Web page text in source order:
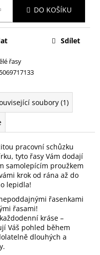
DO KOŠÍKU
řasy
Sdílet
soubory (1)
pracovní schůzku
tyto řasy Vám dodají
samolepícím proužkem
krok od rána až do
lepidla!
řasenkami
řasami!
kráse –
Váš pohled během
dlouhých a